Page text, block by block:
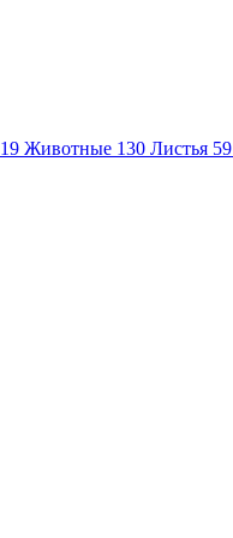
19 Животные 130 Листья 59